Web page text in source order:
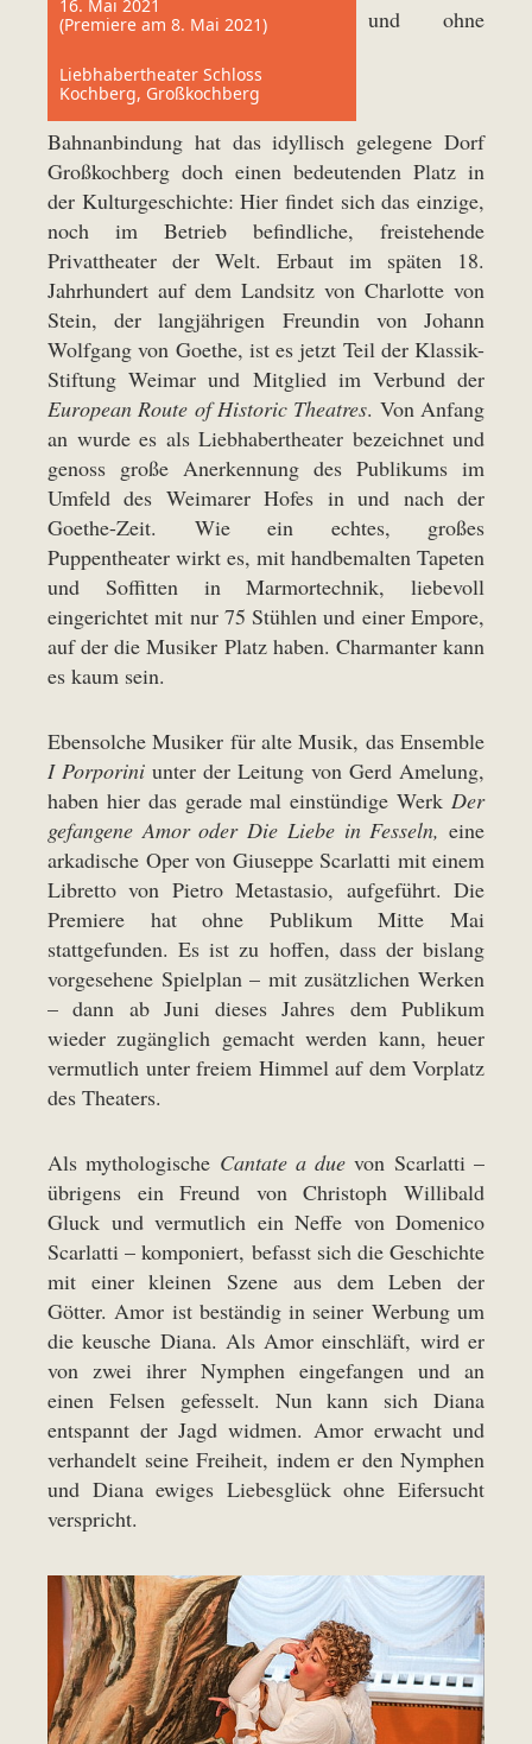
16. Mai 2021
(Premiere am 8. Mai 2021)
Liebhabertheater Schloss
Kochberg, Großkochberg
und ohne
Bahnanbindung hat das idyllisch gelegene Dorf
Großkochberg doch einen bedeutenden Platz in
der Kulturgeschichte: Hier findet sich das einzige,
noch im Betrieb befindliche, freistehende
Privattheater der Welt. Erbaut im späten 18.
Jahrhundert auf dem Landsitz von Charlotte von
Stein, der langjährigen Freundin von Johann
Wolfgang von Goethe, ist es jetzt Teil der Klassik-
Stiftung Weimar und Mitglied im Verbund der
European Route of Historic Theatres. Von Anfang
an wurde es als Liebhabertheater bezeichnet und
genoss große Anerkennung des Publikums im
Umfeld des Weimarer Hofes in und nach der
Goethe-Zeit. Wie ein echtes, großes
Puppentheater wirkt es, mit handbemalten Tapeten
und Soffitten in Marmortechnik, liebevoll
eingerichtet mit nur 75 Stühlen und einer Empore,
auf der die Musiker Platz haben. Charmanter kann
es kaum sein.
Ebensolche Musiker für alte Musik, das Ensemble
I Porporini unter der Leitung von Gerd Amelung,
haben hier das gerade mal einstündige Werk Der
gefangene Amor oder Die Liebe in Fesseln, eine
arkadische Oper von Giuseppe Scarlatti mit einem
Libretto von Pietro Metastasio, aufgeführt. Die
Premiere hat ohne Publikum Mitte Mai
stattgefunden. Es ist zu hoffen, dass der bislang
vorgesehene Spielplan – mit zusätzlichen Werken
– dann ab Juni dieses Jahres dem Publikum
wieder zugänglich gemacht werden kann, heuer
vermutlich unter freiem Himmel auf dem Vorplatz
des Theaters.
Als mythologische Cantate a due von Scarlatti –
übrigens ein Freund von Christoph Willibald
Gluck und vermutlich ein Neffe von Domenico
Scarlatti – komponiert, befasst sich die Geschichte
mit einer kleinen Szene aus dem Leben der
Götter. Amor ist beständig in seiner Werbung um
die keusche Diana. Als Amor einschläft, wird er
von zwei ihrer Nymphen eingefangen und an
einen Felsen gefesselt. Nun kann sich Diana
entspannt der Jagd widmen. Amor erwacht und
verhandelt seine Freiheit, indem er den Nymphen
und Diana ewiges Liebesglück ohne Eifersucht
verspricht.